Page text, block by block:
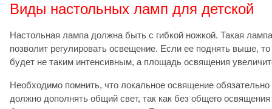
Виды настольных ламп для детской
Настольная лампа должна быть с гибкой ножкой. Такая лампа
позволит регулировать освещение. Если ее поднять выше, то
будет не таким интенсивным, а площадь освящения
Необходимо помнить, что локальное освящение обязательно
должно дополнять общий свет, так как без общего освящения